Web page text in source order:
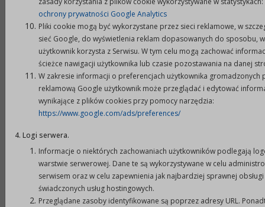
realizację umowy i rozliczenia dotacji zgodnie z
ustalonymi warunkami.
Rodzaj wydatków które mogą być pokrywane z
dotacji:
a)
wynagrodzenia pracowników;
koszty zakupu artykułów konsumpcyjnych;
pokrycie wydatków administracyjnych;
zakup sprzętów, leków i wyposażenia;
e)
zakup odzieży ochronnej i roboczej BHP,
środków czystości, materiałów biurowych,
paliwa;
różne opłaty i składki;
g)
koszty mediów poniesione na realizację
ochrony prywatności Google Analytics
Pliki cookie mogą być wykorzystane przez sieci reklamowe, w
sieć Google, do wyświetlenia reklam dopasowanych do sposobu,
użytkownik korzysta z Serwisu. W tym celu mogą zachować
ścieżce nawigacji użytkownika lub czasie pozostawania na danej
W zakresie informacji o preferencjach użytkownika gromadzonych
reklamową Google użytkownik może przeglądać i edytować
wynikające z plików cookies przy pomocy narzędzia:
https://www.google.com/ads/preferences/
4. Logi serwera.
Informacje o niektórych zachowaniach użytkowników podlegają
warstwie serwerowej. Dane te są wykorzystywane w celu
serwisem oraz w celu zapewnienia jak najbardziej sprawnej obsługi
świadczonych usług hostingowych.
Przeglądane zasoby identyfikowane są poprzez adresy URL.